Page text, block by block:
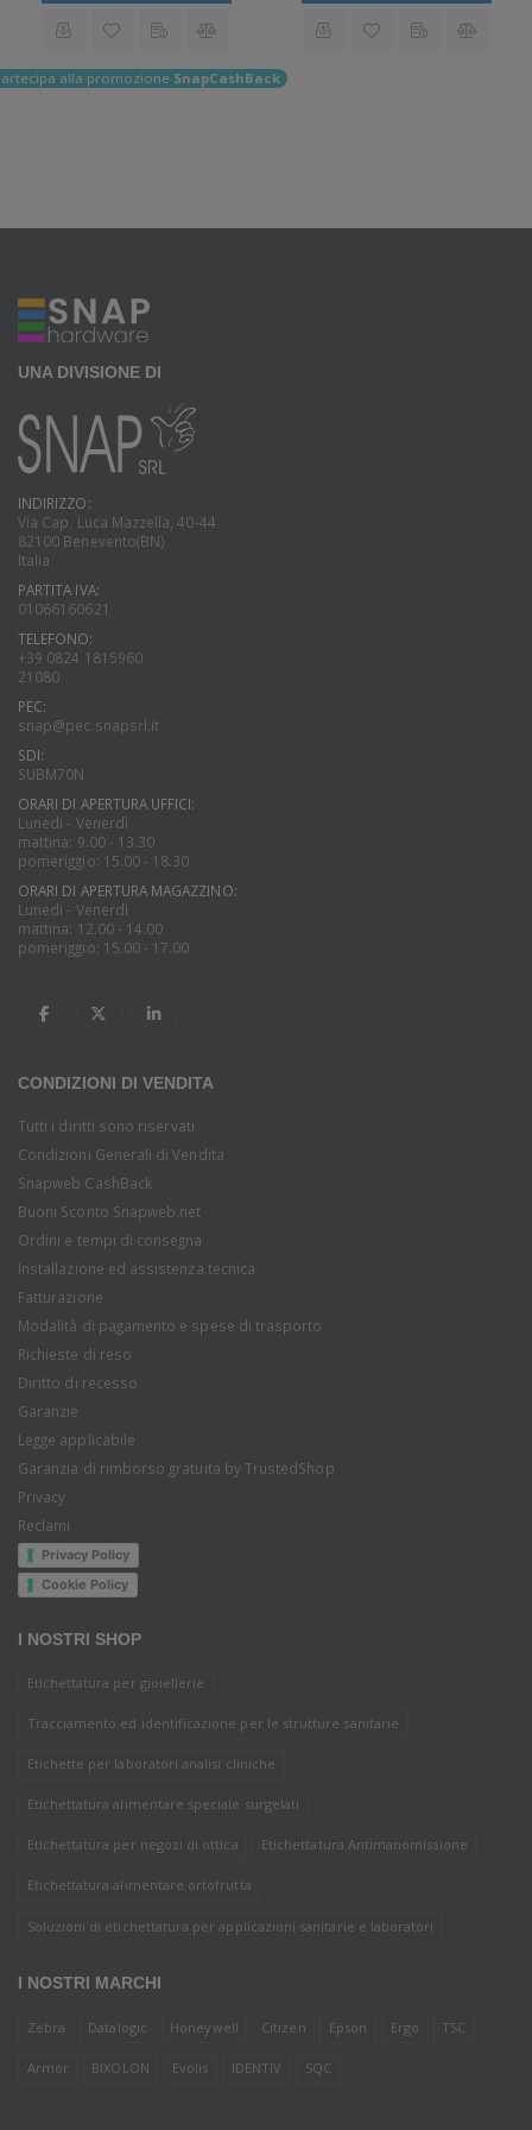
alla promozione SnapCashBack
UNA DIVISIONE DI
INDIRIZZO:
Via Cap. Luca Mazzella, 40-44
82100 Benevento(BN)
Italia
PARTITA IVA:
01066160621
TELEFONO:
+39 0824 1815960
21080
PEC:
snap@pec.snapsrl.it
SDI:
SUBM70N
ORARI DI APERTURA UFFICI:
Lunedi - Venerdì
mattina: 9.00 - 13.30
pomeriggio: 15.00 - 18.30
ORARI DI APERTURA MAGAZZINO:
Lunedi - Venerdì
mattina: 12.00 - 14.00
pomeriggio: 15.00 - 17.00
CONDIZIONI DI VENDITA
Tutti i diritti sono riservati
Condizioni Generali di Vendita
Snapweb CashBack
Buoni Sconto Snapweb.net
Ordini e tempi di consegna
Installazione ed assistenza tecnica
Fatturazione
Modalità di pagamento e spese di trasporto
Richieste di reso
Diritto di recesso
Garanzie
Legge applicabile
Garanzia di rimborso gratuita by TrustedShop
Privacy
Reclami
Privacy Policy
Cookie Policy
I NOSTRI SHOP
Etichettatura per gioiellerie
Tracciamento ed identificazione per le strutture sanitarie
Etichette per laboratori analisi cliniche
Etichettatura alimentare speciale surgelati
Etichettatura per negozi di ottica Etichettatura Antimanomissione
Etichettatura alimentare ortofrutta
Soluzioni di etichettatura per applicazioni sanitarie e laboratori
I NOSTRI MARCHI
Zebra Datalogic Honeywell Citizen Epson Ergo TSC
Armor BIXOLON Evolis IDENTIV SQC